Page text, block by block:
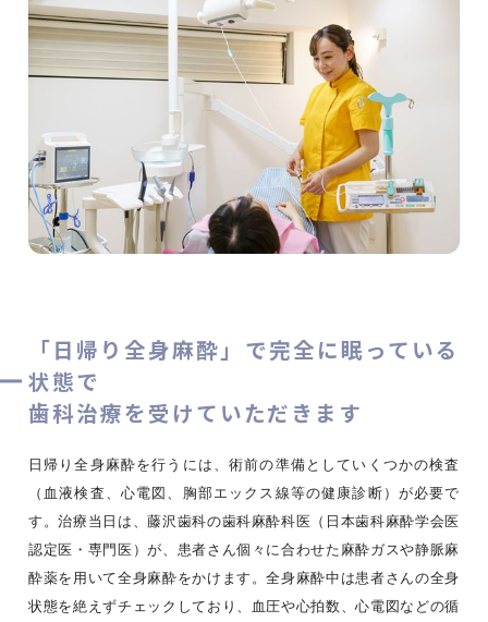
「日帰り全身麻酔」で完全に眠っている
状態で
歯科治療を受けていただきます
日帰り全身麻酔を行うには、術前の準備としていくつかの検査
（血液検査、心電図、胸部エックス線等の健康診断）が必要で
す。治療当日は、藤沢歯科の歯科麻酔科医（日本歯科麻酔学会医
認定医・専門医）が、患者さん個々に合わせた麻酔ガスや静脈麻
酔薬を用いて全身麻酔をかけます。全身麻酔中は患者さんの全身
状態を絶えずチェックしており、血圧や心拍数、心電図などの循